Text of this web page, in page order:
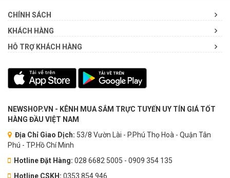
CHÍNH SÁCH
KHÁCH HÀNG
HỖ TRỢ KHÁCH HÀNG
NEWSHOP.VN - KÊNH MUA SẮM TRỰC TUYẾN UY TÍN GIÁ TỐT
HÀNG ĐẦU VIỆT NAM
Địa Chỉ Giao Dịch: 53/8 Vườn Lài - P.Phú Thọ Hoà - Quận Tân
Phú - TP.Hồ Chí Minh
Hotline Đặt Hàng: 028 6682 5005 - 0909 354 135
Hotline CSKH: 0353.854.946